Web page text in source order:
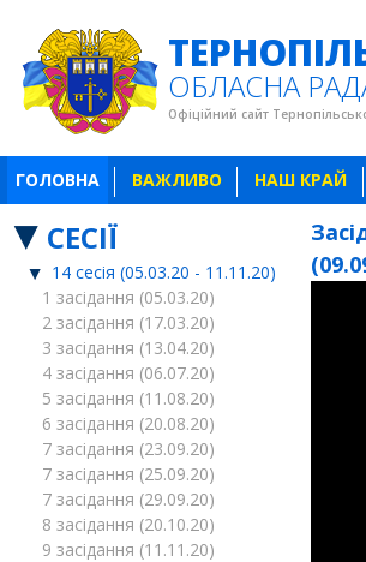
ОБЛАСНА
Офіційний сайт
ГОЛОВНА ВАЖЛИВО НАШ КРАЙ
СЕСІЇ
14 сесія (05.03.20 - 11.11.20)
1 засідання (05.03.20)
2 засідання (17.03.20)
3 засідання (13.04.20)
4 засідання (06.07.20)
5 засідання (11.08.20)
6 засідання (20.08.20)
7 засідання (23.09.20)
7 засідання (25.09.20)
7 засідання (29.09.20)
8 засідання (20.10.20)
9 засідання (11.11.20)